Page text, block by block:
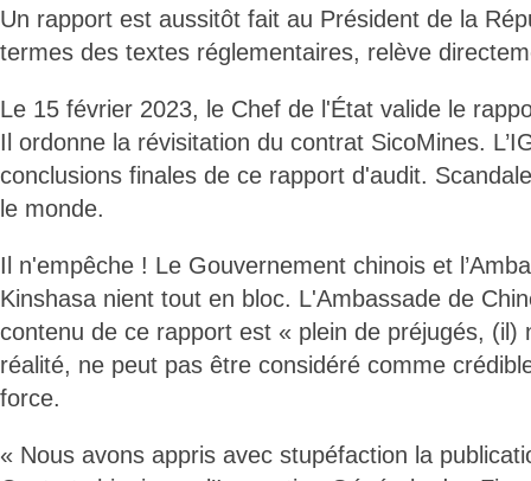
Un rapport est aussitôt fait au Président de la
termes des textes réglementaires, relève
Le 15 février 2023, le Chef de l'État valide le
Il ordonne la révisitation du contrat SicoMines.
conclusions finales de ce rapport d'audit.
le monde.
Il n'empêche ! Le Gouvernement chinois et
Kinshasa nient tout en bloc. L'Ambassade de
contenu de ce rapport est « plein de préjugés, (il)
réalité, ne peut pas être considéré comme
force.
« Nous avons appris avec stupéfaction la